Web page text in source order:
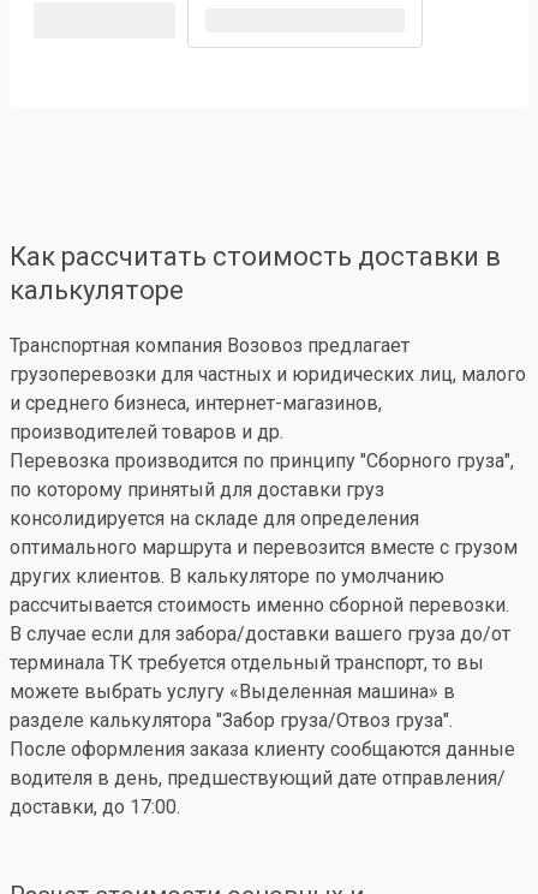
Как рассчитать стоимость доставки в
калькуляторе
Транспортная компания Возовоз предлагает
грузоперевозки для частных и юридических лиц, малого
и среднего бизнеса, интернет-магазинов,
производителей товаров и др.
Перевозка производится по принципу "Сборного груза",
по которому принятый для доставки груз
консолидируется на складе для определения
оптимального маршрута и перевозится вместе с грузом
других клиентов. В калькуляторе по умолчанию
рассчитывается стоимость именно сборной перевозки.
В случае если для забора/доставки вашего груза до/от
терминала ТК требуется отдельный транспорт, то вы
можете выбрать услугу «Выделенная машина» в
разделе калькулятора "Забор груза/Отвоз груза".
После оформления заказа клиенту сообщаются данные
водителя в день, предшествующий дате отправления/
доставки, до 17:00.